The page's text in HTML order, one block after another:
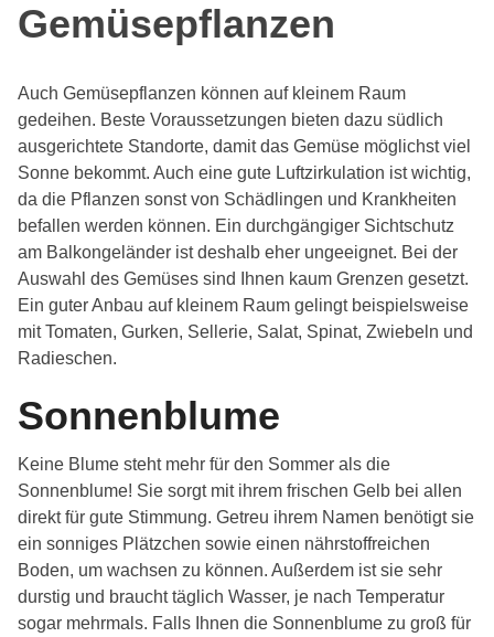
Gemüsepflanzen
Auch Gemüsepflanzen können auf kleinem Raum
gedeihen. Beste Voraussetzungen bieten dazu südlich
ausgerichtete Standorte, damit das Gemüse möglichst viel
Sonne bekommt. Auch eine gute Luftzirkulation ist wichtig,
da die Pflanzen sonst von Schädlingen und Krankheiten
befallen werden können. Ein durchgängiger Sichtschutz
am Balkongeländer ist deshalb eher ungeeignet. Bei der
Auswahl des Gemüses sind Ihnen kaum Grenzen gesetzt.
Ein guter Anbau auf kleinem Raum gelingt beispielsweise
mit Tomaten, Gurken, Sellerie, Salat, Spinat, Zwiebeln und
Radieschen.
Sonnenblume
Keine Blume steht mehr für den Sommer als die
Sonnenblume! Sie sorgt mit ihrem frischen Gelb bei allen
direkt für gute Stimmung. Getreu ihrem Namen benötigt sie
ein sonniges Plätzchen sowie einen nährstoffreichen
Boden, um wachsen zu können. Außerdem ist sie sehr
durstig und braucht täglich Wasser, je nach Temperatur
sogar mehrmals. Falls Ihnen die Sonnenblume zu groß für